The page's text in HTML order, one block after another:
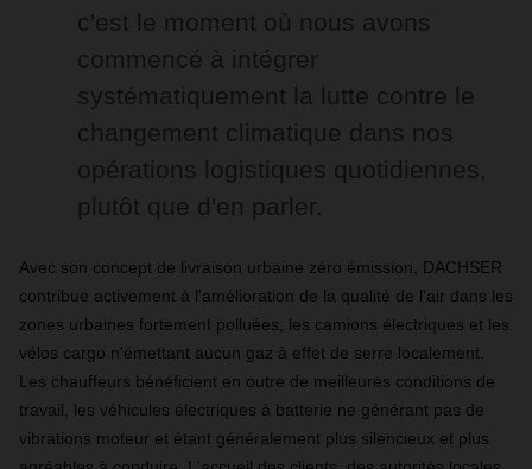
c'est le moment où nous avons
commencé à intégrer
systématiquement la lutte contre le
changement climatique dans nos
opérations logistiques quotidiennes,
plutôt que d'en parler.
Avec son concept de livraison urbaine zéro émission, DACHSER
contribue activement à l'amélioration de la qualité de l'air dans les
zones urbaines fortement polluées, les camions électriques et les
vélos cargo n'émettant aucun gaz à effet de serre localement.
Les chauffeurs bénéficient en outre de meilleures conditions de
travail, les véhicules électriques à batterie ne générant pas de
vibrations moteur et étant généralement plus silencieux et plus